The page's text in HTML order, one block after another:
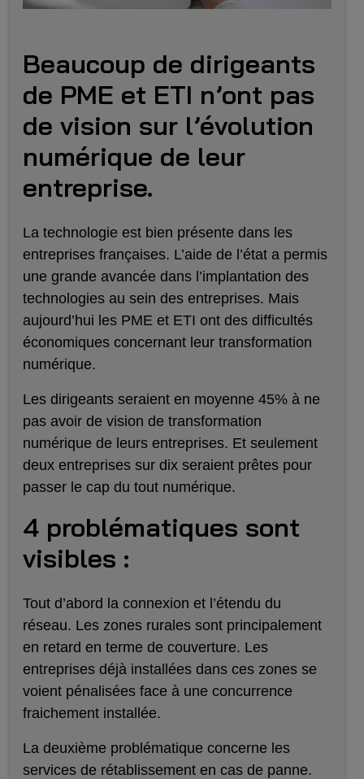
Beaucoup de dirigeants
de PME et ETI n’ont pas
de vision sur l’évolution
numérique de leur
entreprise.
La technologie est bien présente dans les
entreprises françaises. L’aide de l’état a permis
une grande avancée dans l’implantation des
technologies au sein des entreprises. Mais
aujourd’hui les PME et ETI ont des difficultés
économiques concernant leur transformation
numérique.
Les dirigeants seraient en moyenne 45% à ne
pas avoir de vision de transformation
numérique de leurs entreprises. Et seulement
deux entreprises sur dix seraient prêtes pour
passer le cap du tout numérique.
4 problématiques sont
visibles :
Tout d’abord la connexion et l’étendu du
réseau. Les zones rurales sont principalement
en retard en terme de couverture. Les
entreprises déjà installées dans ces zones se
voient pénalisées face à une concurrence
fraichement installée.
La deuxième problématique concerne les
services de rétablissement en cas de panne.